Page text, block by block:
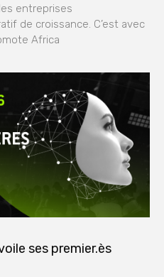
entreprises
de croissance. C’est avec
Africa
ses premier.ès